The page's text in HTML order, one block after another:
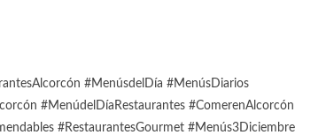
#MenúsdelDía #MenúsDiarios
#MenúdelDíaRestaurantes #ComerenAlcorcón
#RestaurantesGourmet #Menús3Diciembre